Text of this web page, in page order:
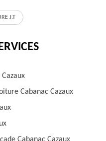
J.T
Cabanac Cazaux